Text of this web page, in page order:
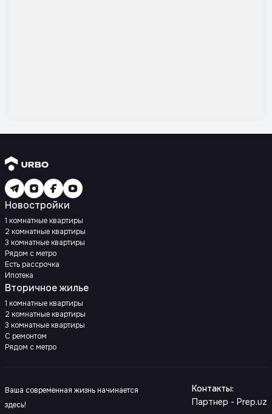
Новостройки
1 комнатные квартиры
2 комнатные квартиры
3 комнатные квартиры
Рядом с метро
Есть рассрочка
Ипотека
Вторичное жилье
1 комнатные квартиры
2 комнатные квартиры
3 комнатные квартиры
С ремонтом
Рядом с метро
Ваша современная жизнь начинается
здесь!
Контакты:
Партнер - Prep.uz